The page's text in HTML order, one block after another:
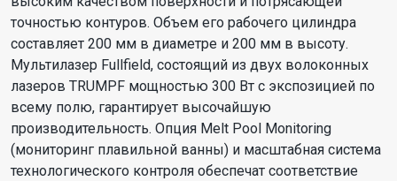
точностью контуров. Объем его рабочего цилиндра
составляет 200 мм в диаметре и 200 мм в высоту.
Мультилазер Fullfield, состоящий из двух волоконных
лазеров TRUMPF мощностью 300 Вт с экспозицией по
всему полю, гарантирует высочайшую
производительность. Опция Melt Pool Monitoring
(мониторинг плавильной ванны) и масштабная система
технологического контроля обеспечат соответствие